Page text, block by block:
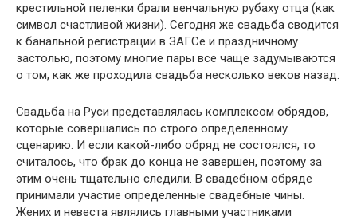
крестильной пеленки брали венчальную рубаху отца (как
символ счастливой жизни). Сегодня же свадьба сводится
к банальной регистрации в ЗАГСе и праздничному
застолью, поэтому многие пары все чаще задумываются
о том, как же проходила свадьба несколько веков назад.
Свадьба на Руси представлялась комплексом обрядов,
которые совершались по строго определенному
сценарию. И если какой-либо обряд не состоялся, то
считалось, что брак до конца не завершен, поэтому за
этим очень тщательно следили. В свадебном обряде
принимали участие определенные свадебные чины.
Жених и невеста являлись главными участниками